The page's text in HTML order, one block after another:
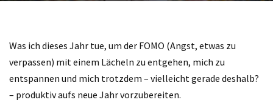
Was ich dieses Jahr tue, um der FOMO (Angst, etwas zu
verpassen) mit einem Lächeln zu entgehen, mich zu
entspannen und mich trotzdem – vielleicht gerade deshalb?
– produktiv aufs neue Jahr vorzubereiten.